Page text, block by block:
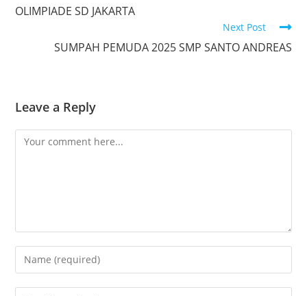
OLIMPIADE SD JAKARTA
Next Post
SUMPAH PEMUDA 2025 SMP SANTO ANDREAS
Leave a Reply